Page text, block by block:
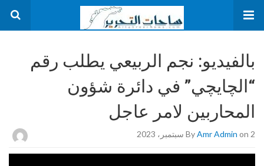
بالفيديو: نجم الربيعي يطلب رقم
“الچايچي” في دائرة شؤون
المحاربين لامر عاجل
ByAmr Admin on 2 سبتمبر، 2023